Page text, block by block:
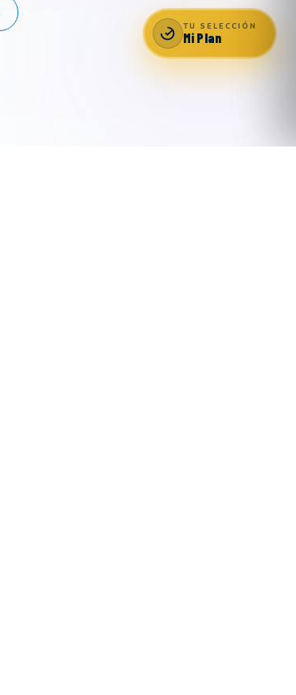
TU SELECCIÓN
Mi Plan